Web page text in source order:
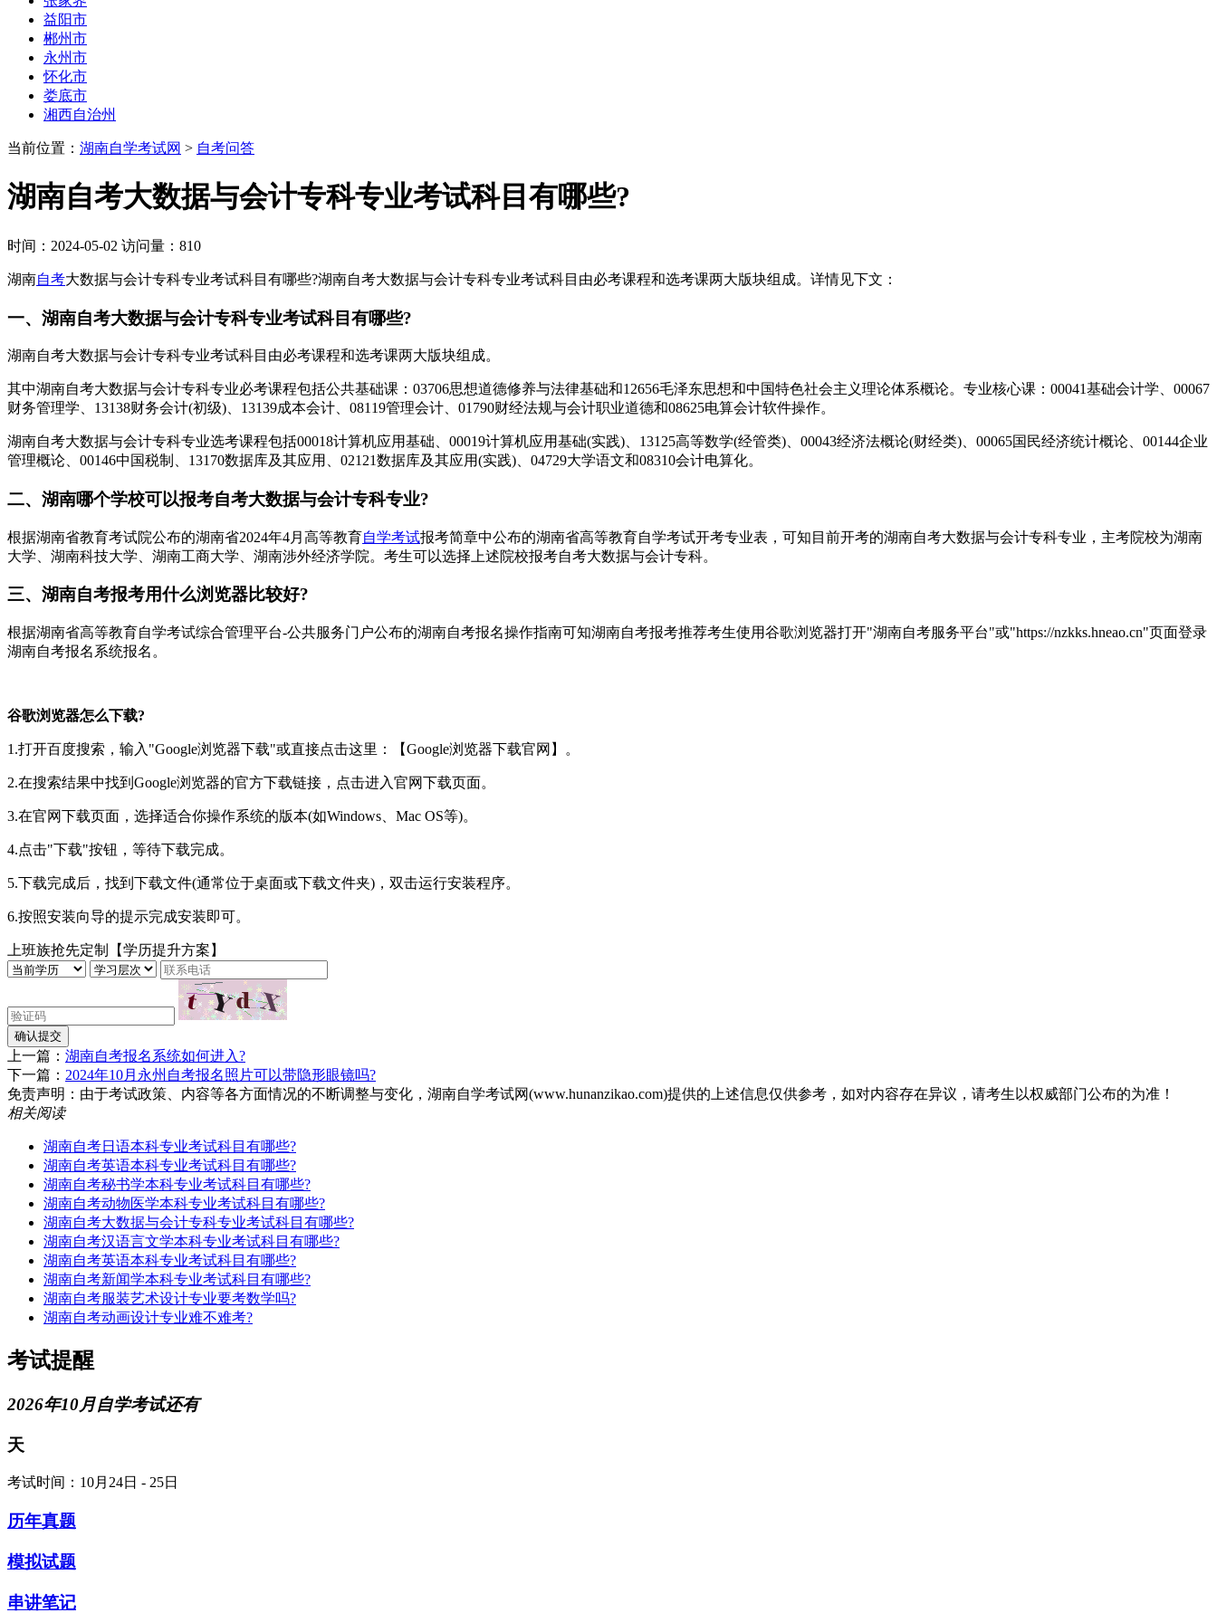
益阳市
郴州市
永州市
怀化市
娄底市
湘西自治州
当前位置： 湖南自学考试网 > 自考问答
湖南自考大数据与会计专科专业考试科目有哪些?
时间：2024-05-02 访问量：810
湖南自考大数据与会计专科专业考试科目有哪些?湖南自考大数据与会计专科专业考试科目由必考课程和选考课两大版块组成。详情见下文：
一、湖南自考大数据与会计专科专业考试科目有哪些?
湖南自考大数据与会计专科专业考试科目由必考课程和选考课两大版块组成。
其中湖南自考大数据与会计专科专业必考课程包括公共基础课：03706思想道德修养与法律基础和12656毛泽东思想和中国特色社会主义理论体系概论。专业核心课：00041基础会计学、00067
财务管理学、13138财务会计(初级)、13139成本会计、08119管理会计、01790财经法规与会计职业道德和08625电算会计软件操作。
湖南自考大数据与会计专科专业选考课程包括00018计算机应用基础、00019计算机应用基础(实践)、13125高等数学(经管类)、00043经济法概论(财经类)、00065国民经济统计概论、00144企业
管理概论、00146中国税制、13170数据库及其应用、02121数据库及其应用(实践)、04729大学语文和08310会计电算化。
二、湖南哪个学校可以报考自考大数据与会计专科专业?
根据湖南省教育考试院公布的湖南省2024年4月高等教育自学考试报考简章中公布的湖南省高等教育自学考试开考专业表，可知目前开考的湖南自考大数据与会计专科专业，主考院校为湖南
大学、湖南科技大学、湖南工商大学、湖南涉外经济学院。考生可以选择上述院校报考自考大数据与会计专科。
三、湖南自考报考用什么浏览器比较好?
根据湖南省高等教育自学考试综合管理平台-公共服务门户公布的湖南自考报名操作指南可知湖南自考报考推荐考生使用谷歌浏览器打开"湖南自考服务平台"或"https://nzkks.hneao.cn"页面登录
湖南自考报名系统报名。
谷歌浏览器怎么下载?
1.打开百度搜索，输入"Google浏览器下载"或直接点击这里：【Google浏览器下载官网】。
2.在搜索结果中找到Google浏览器的官方下载链接，点击进入官网下载页面。
3.在官网下载页面，选择适合你操作系统的版本(如Windows、Mac OS等)。
4.点击"下载"按钮，等待下载完成。
5.下载完成后，找到下载文件(通常位于桌面或下载文件夹)，双击运行安装程序。
6.按照安装向导的提示完成安装即可。
上班族抢先定制【学历提升方案】
确认提交
上一篇： 湖南自考报名系统如何进入?
下一篇： 2024年10月永州自考报名照片可以带隐形眼镜吗?
免责声明：由于考试政策、内容等各方面情况的不断调整与变化，湖南自学考试网(www.hunanzikao.com)提供的上述信息仅供参考，如对内容存在异议，请考生以权威部门公布的为准！
相关阅读
湖南自考日语本科专业考试科目有哪些?
湖南自考英语本科专业考试科目有哪些?
湖南自考秘书学本科专业考试科目有哪些?
湖南自考动物医学本科专业考试科目有哪些?
湖南自考大数据与会计专科专业考试科目有哪些?
湖南自考汉语言文学本科专业考试科目有哪些?
湖南自考英语本科专业考试科目有哪些?
湖南自考新闻学本科专业考试科目有哪些?
湖南自考服装艺术设计专业要考数学吗?
湖南自考动画设计专业难不难考?
考试提醒
2026年10月自学考试还有
天
考试时间：10月24日 - 25日
历年真题
模拟试题
串讲笔记